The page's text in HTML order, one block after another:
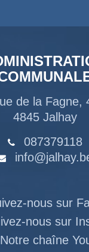
de la Fagne,
4845 Jalhay
087379118
nous sur
nous sur
Notre chaîne